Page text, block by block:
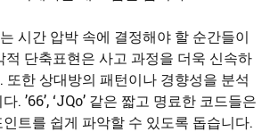
시간 압박 속에 결정해야 할 순간들이
적 단축표현은 사고 과정을 더욱 신속하
또한 상대방의 패턴이나 경향성을 분석
. ’66’, ‘JQo’ 같은 짧고 명료한 코드들은
트를 쉽게 파악할 수 있도록 돕습니다.